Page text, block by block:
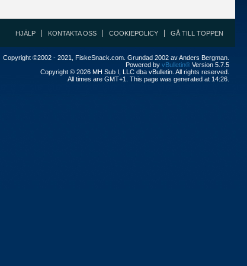
HJÄLP KONTAKTA OSS COOKIEPOLICY GÅ TILL TOPPEN
Copyright ©2002 - 2021, FiskeSnack.com. Grundad 2002 av Anders Bergman.
Powered by vBulletin® Version 5.7.5
Copyright © 2026 MH Sub I, LLC dba vBulletin. All rights reserved.
All times are GMT+1. This page was generated at 14:26.